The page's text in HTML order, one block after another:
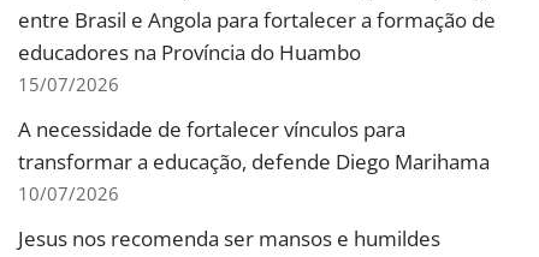
entre Brasil e Angola para fortalecer a formação de
educadores na Província do Huambo
15/07/2026
A necessidade de fortalecer vínculos para
transformar a educação, defende Diego Marihama
10/07/2026
Jesus nos recomenda ser mansos e humildes